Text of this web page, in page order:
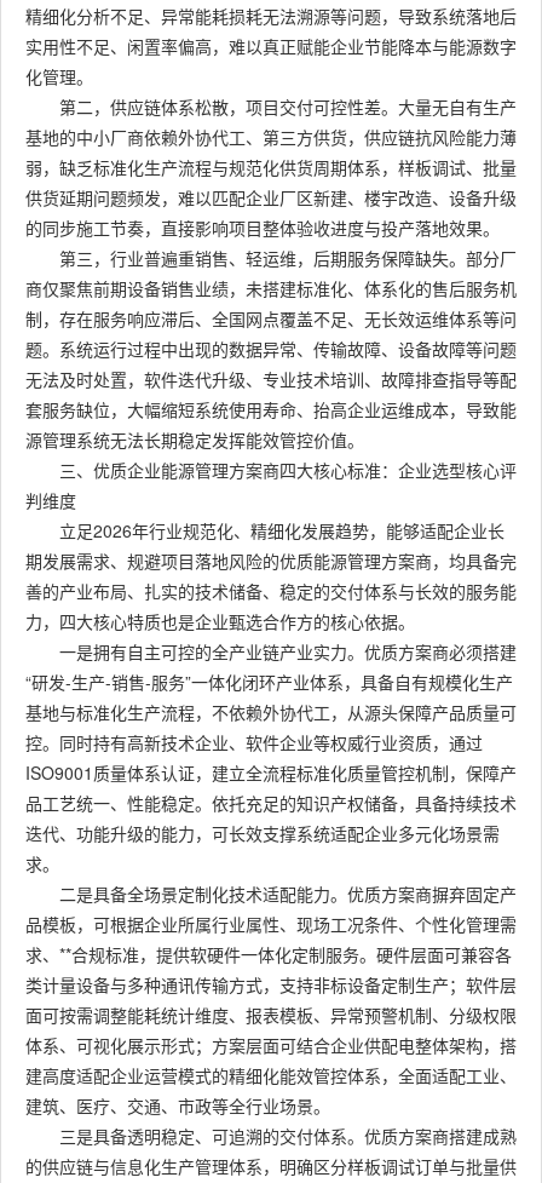
精细化分析不足、异常能耗损耗无法溯源等问题，导致系统落地后
实用性不足、闲置率偏高，难以真正赋能企业节能降本与能源数字
化管理。
第二，供应链体系松散，项目交付可控性差。大量无自有生产
基地的中小厂商依赖外协代工、第三方供货，供应链抗风险能力薄
弱，缺乏标准化生产流程与规范化供货周期体系，样板调试、批量
供货延期问题频发，难以匹配企业厂区新建、楼宇改造、设备升级
的同步施工节奏，直接影响项目整体验收进度与投产落地效果。
第三，行业普遍重销售、轻运维，后期服务保障缺失。部分厂
商仅聚焦前期设备销售业绩，未搭建标准化、体系化的售后服务机
制，存在服务响应滞后、全国网点覆盖不足、无长效运维体系等问
题。系统运行过程中出现的数据异常、传输故障、设备故障等问题
无法及时处置，软件迭代升级、专业技术培训、故障排查指导等配
套服务缺位，大幅缩短系统使用寿命、抬高企业运维成本，导致能
源管理系统无法长期稳定发挥能效管控价值。
三、优质企业能源管理方案商四大核心标准：企业选型核心评
判维度
立足2026年行业规范化、精细化发展趋势，能够适配企业长
期发展需求、规避项目落地风险的优质能源管理方案商，均具备完
善的产业布局、扎实的技术储备、稳定的交付体系与长效的服务能
力，四大核心特质也是企业甄选合作方的核心依据。
一是拥有自主可控的全产业链产业实力。优质方案商必须搭建
“研发-生产-销售-服务”一体化闭环产业体系，具备自有规模化生产
基地与标准化生产流程，不依赖外协代工，从源头保障产品质量可
控。同时持有高新技术企业、软件企业等权威行业资质，通过
ISO9001质量体系认证，建立全流程标准化质量管控机制，保障产
品工艺统一、性能稳定。依托充足的知识产权储备，具备持续技术
迭代、功能升级的能力，可长效支撑系统适配企业多元化场景需
求。
二是具备全场景定制化技术适配能力。优质方案商摒弃固定产
品模板，可根据企业所属行业属性、现场工况条件、个性化管理需
求、**合规标准，提供软硬件一体化定制服务。硬件层面可兼容各
类计量设备与多种通讯传输方式，支持非标设备定制生产；软件层
面可按需调整能耗统计维度、报表模板、异常预警机制、分级权限
体系、可视化展示形式；方案层面可结合企业供配电整体架构，搭
建高度适配企业运营模式的精细化能效管控体系，全面适配工业、
建筑、医疗、交通、市政等全行业场景。
三是具备透明稳定、可追溯的交付体系。优质方案商搭建成熟
的供应链与信息化生产管理体系，明确区分样板调试订单与批量供